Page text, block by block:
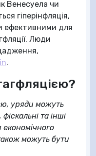
Венесуела чи
гіперінфляція,
ефективними для
Люди
.
уряди можуть
та інші
можуть бути